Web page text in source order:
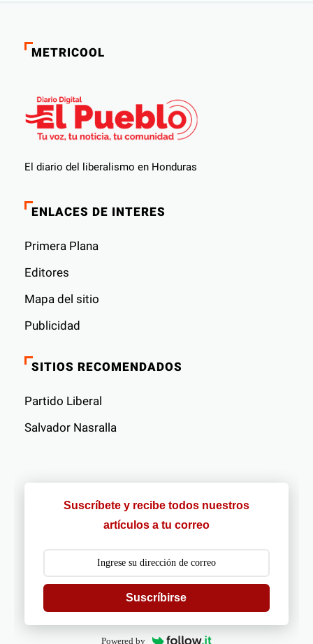
METRICOOL
El diario del liberalismo en Honduras
ENLACES DE INTERES
Primera Plana
Editores
Mapa del sitio
Publicidad
SITIOS RECOMENDADOS
Partido Liberal
Salvador Nasralla
Suscríbete y recibe todos nuestros
artículos a tu correo
Suscríbirse
Powered by